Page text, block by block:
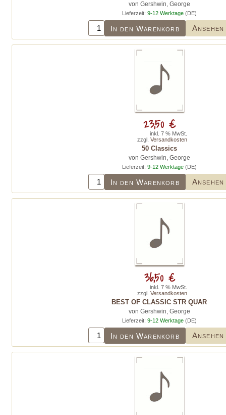
von Gershwin, George
Lieferzeit: 9-12 Werktage(DE)
In den Warenkorb Ansehen
50 Classics
von Gershwin, George
Lieferzeit: 9-12 Werktage(DE)
In den Warenkorb Ansehen
23,50 €
inkl. 7 % MwSt.
zzgl. Versandkosten
BEST OF CLASSIC STR QUAR
von Gershwin, George
Lieferzeit: 9-12 Werktage(DE)
In den Warenkorb Ansehen
36,50 €
inkl. 7 % MwSt.
zzgl. Versandkosten